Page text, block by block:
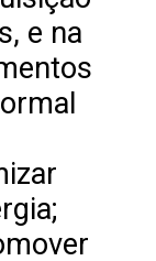
e na